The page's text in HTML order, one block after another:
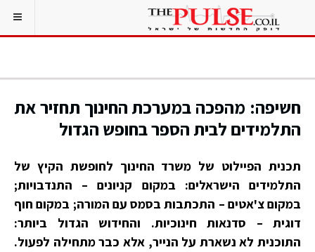
חשיפה: מהפכה במערכת החינוך תחזיר את
התלמידים לבית הספר בחופש הגדול
תכנית הפיילוט של משרד החינוך לחופשת הקיץ של
התלמידים הישראלים: במקום קניונים – התנדבויות;
במקום צ'אטים – התכתבות בסמס עם המורה; במקום חוף
דוגית – סדנאות חינוכיות. והחידוש הגדול ביותר:
התוכנית לא נשארת על הנייר, אלא כבר מתחילה לפעול.